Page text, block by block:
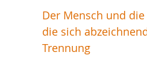
Der Mensch und
die sich
Trennung